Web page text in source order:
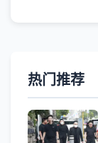
热门推荐